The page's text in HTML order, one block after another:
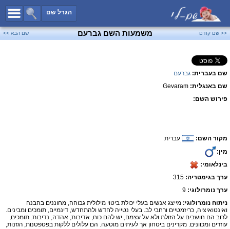
הגרל שם
כל השמות
שמות לבנים
<< שם קודם משמעות השם גברעם שם הבא >>
שם בעברית: גברעם
שם באנגלית: Gevaram
פירוש השם:
מקור השם:
עברית
מין:
בינלאומי:
ערך בגימטריה:
ערך נומרולוגי: 9
ניתוח נומרולוגי: מייצג אנשים בעלי יכולת ביטוי מילולית גבוהה, מחוננים בהבנה
ואינטואיציה, כריזמטיים ורחבי לב. בעלי נטייה לחדש ולהתחדש, דינמיים, תומכים ומבינים.
לרוב הם חושבים על הזולת ולא על עצמם, יש להם כוח, אדיבות, אהדה, נדיבות. תומכים,
עוזרים ומכוונים. מקרינים ביטחון אך לעיתים מוטעה. הם עלולים ללקות בפטפטנות, רגזנות,